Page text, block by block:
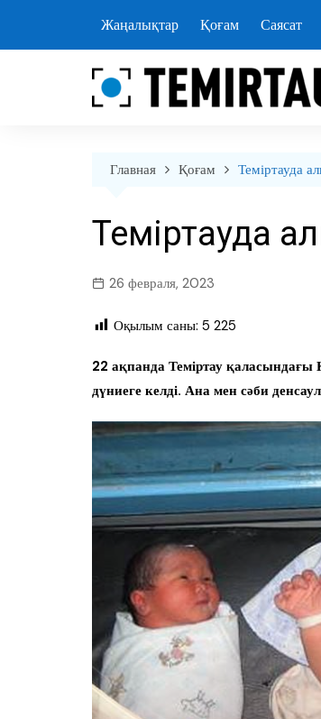
содержанию
Жаңалықтар Қоғам Саясат
Главная Қоғам Теміртауда
Теміртауда
26 февраля, 2023
Оқылым саны: 5 225
22 ақпанда Теміртау
дүниеге келді. Ана мен сәби